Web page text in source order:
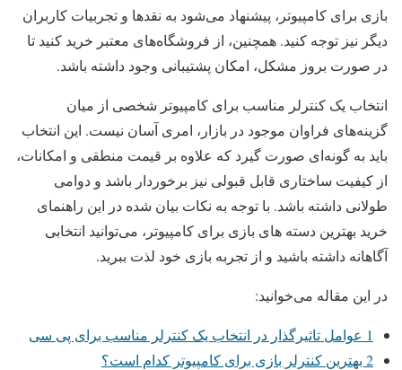
بازی برای کامپیوتر، پیشنهاد می‌شود به نقدها و تجربیات کاربران
دیگر نیز توجه کنید. همچنین، از فروشگاه‌های معتبر خرید کنید تا
در صورت بروز مشکل، امکان پشتیبانی وجود داشته باشد.
انتخاب یک کنترلر مناسب برای کامپیوتر شخصی از میان
گزینه‌های فراوان موجود در بازار، امری آسان نیست. این انتخاب
باید به گونه‌ای صورت گیرد که علاوه بر قیمت منطقی و امکانات،
از کیفیت ساختاری قابل قبولی نیز برخوردار باشد و دوامی
طولانی داشته باشد. با توجه به نکات بیان شده در این راهنمای
خرید بهترین دسته های بازی برای کامپیوتر، می‌توانید انتخابی
آگاهانه داشته باشید و از تجربه بازی خود لذت ببرید.
در این مقاله می‌خوانید:
1 عوامل تاثیرگذار در انتخاب یک کنترلر مناسب برای پی سی
2 بهترین کنترلر بازی برای کامپیوتر کدام است؟